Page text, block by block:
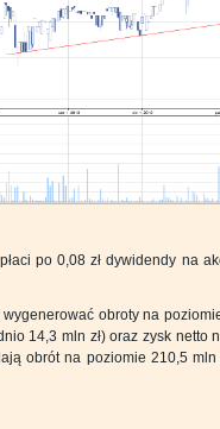
po 0,08 zł dywidendy na
obroty na
14,3 mln zł) oraz zysk netto
obrót na poziomie 210,5 mln